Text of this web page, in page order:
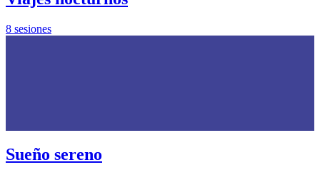
8 sesiones
Sueño sereno